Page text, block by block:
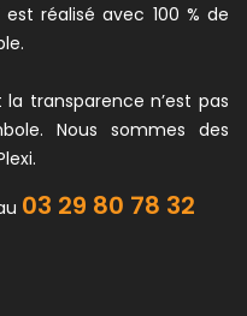
réalisé avec 100 % de
transparence n’est pas
Nous sommes des
03 29 80 78 32